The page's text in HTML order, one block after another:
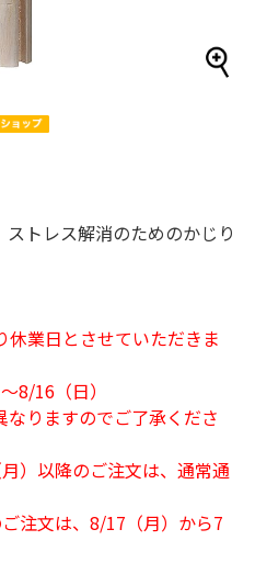
トレス解消のためのかじり
業日とさせていただきま
8/16（日）
りますのでご了承くださ
）以降のご注文は、通常通
注文は、8/17（月）から7